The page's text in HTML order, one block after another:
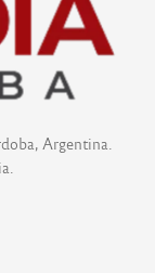
Argentina.